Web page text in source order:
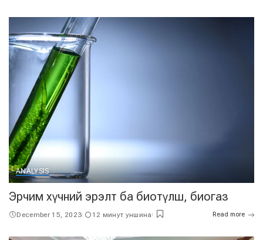
ANALYSIS
Эрчим хүчний эрэлт ба биотүлш, биогаз
December 15, 2023 12 минут уншина Read more